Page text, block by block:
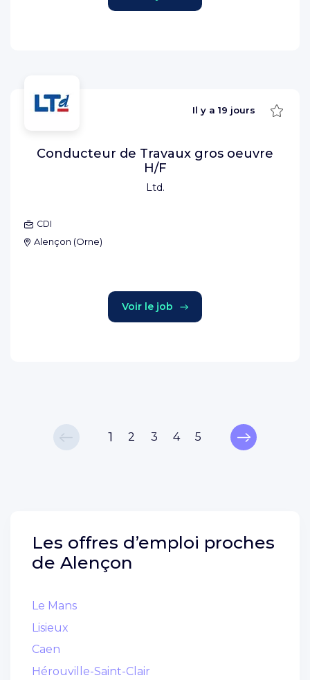
Ltd.
Il y a 19 jours
Conducteur de Travaux gros oeuvre
H/F
CDI
Alençon (Orne)
Voir le job
1 2 3 4 5
Les offres d’emploi proches
de Alençon
Le Mans
Lisieux
Caen
Hérouville-Saint-Clair